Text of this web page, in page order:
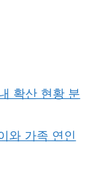
확산 현황 분
와 가족 연인